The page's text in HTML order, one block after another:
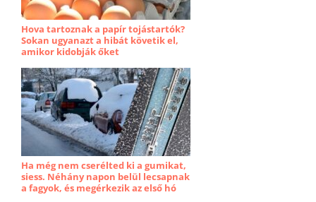
Hova tartoznak a papír tojástartók?
Sokan ugyanazt a hibát követik el,
amikor kidobják őket
Ha még nem cserélted ki a gumikat,
siess. Néhány napon belül lecsapnak
a fagyok, és megérkezik az első hó